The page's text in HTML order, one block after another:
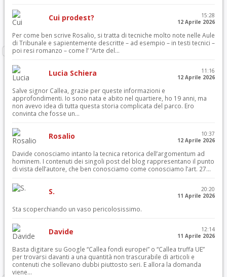
Cui prodest?
15:28
12 Aprile 2026
Per come ben scrive Rosalio, si tratta di tecniche molto note nelle Aule
di Tribunale e sapientemente descritte – ad esempio – in testi tecnici –
poi resi romanzo – come l’ “Arte del...
Lucia Schiera
11:16
12 Aprile 2026
Salve signor Callea, grazie per queste informazioni e
approfondimenti. Io sono nata e abito nel quartiere, ho 19 anni, ma
non avevo idea di tutta questa storia complicata del parco. Ero
convinta che fosse un...
Rosalio
10:37
12 Aprile 2026
Davide conosciamo intanto la tecnica retorica dell’argomentum ad
hominem. I contenuti dei singoli post del blog rappresentano il punto
di vista dell’autore, che ben conosciamo come conosciamo l’art. 27...
S.
20:20
11 Aprile 2026
Sta scoperchiando un vaso pericolosissimo.
Davide
12:14
11 Aprile 2026
Basta digitare su Google “Callea fondi europei” o “Callea truffa UE”
per trovarsi davanti a una quantità non trascurabile di articoli e
contenuti che sollevano dubbi piuttosto seri. E allora la domanda
viene...